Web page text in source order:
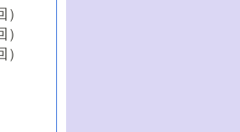
・工学
合物変
動車排
・大阪
・東京
最先端
めの触
・首都
き研究
き研究
き研究
）におけ
技術
媒機能
最近の
研究動
ローチ
媒にお
動向
する触
る最近
開
）
発